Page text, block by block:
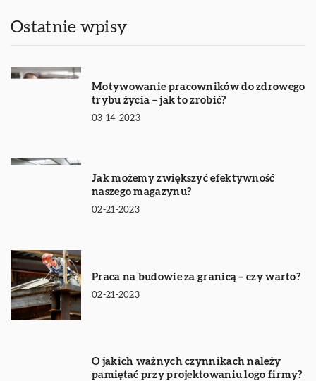
Ostatnie wpisy
Motywowanie pracowników do zdrowego
trybu życia – jak to zrobić?
03-14-2023
Jak możemy zwiększyć efektywność
naszego magazynu?
02-21-2023
Praca na budowie za granicą – czy warto?
02-21-2023
O jakich ważnych czynnikach należy
pamiętać przy projektowaniu logo firmy?